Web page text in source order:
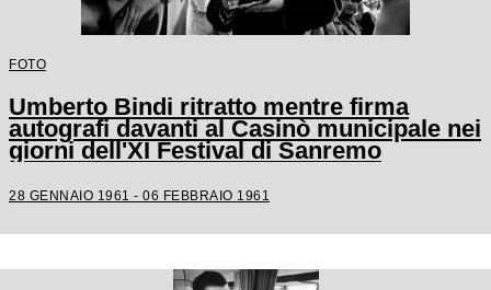
FOTO
Umberto Bindi ritratto mentre firma
autografi davanti al Casinò municipale nei
giorni dell'XI Festival di Sanremo
28 GENNAIO 1961 - 06 FEBBRAIO 1961